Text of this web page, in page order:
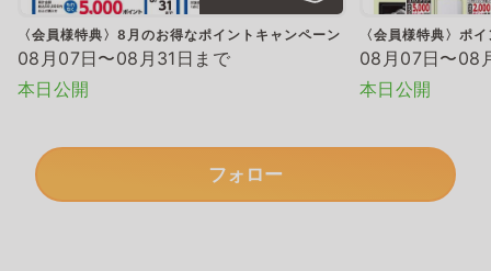
〈会員様特典〉8月のお得なポイントキャンペーン
08月07日〜08月31日まで
本日公開
〈会員様特典〉ポ
08月07日〜08
本日公開
フォロー